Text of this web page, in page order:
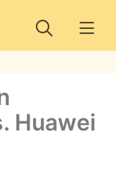
Huawei